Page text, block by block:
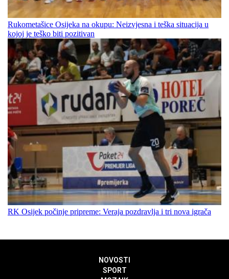
Rukometašice Osijeka na okupu: Neizvjesna i teška situacija u
kojoj je teško biti pozitivan
RK Osijek počinje pripreme: Veraja pozdravlja i tri nova igrača
NOVOSTI
SPORT